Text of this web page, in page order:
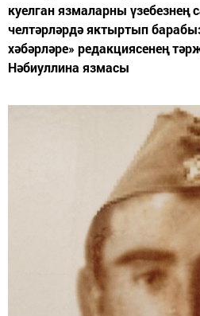
куелган язмаларны үзебезнең
челтәрләрдә яктыртып
хәбәрләре» редакциясенең
Нәбиуллина язмасы